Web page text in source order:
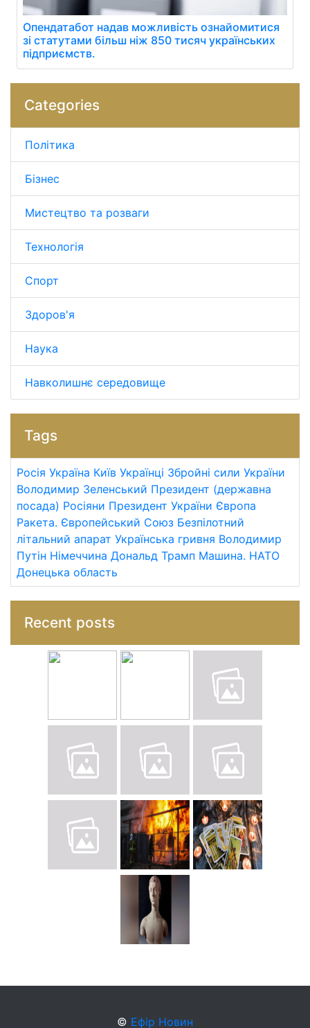
Опендатабот надав можливість ознайомитися
зі статутами більш ніж 850 тисяч українських
підприємств.
Categories
Політика
Бізнес
Мистецтво та розваги
Технологія
Спорт
Здоров'я
Наука
Навколишнє середовище
Tags
Росія Україна Київ Українці Збройні сили України
Володимир Зеленський Президент (державна
посада) Росіяни Президент України Європа
Ракета. Європейський Союз Безпілотний
літальний апарат Українська гривня Володимир
Путін Німеччина Дональд Трамп Машина. НАТО
Донецька область
Recent posts
© Ефір Новин